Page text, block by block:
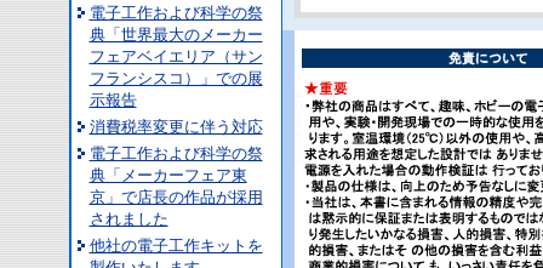
電子工作および科学の祭
典「世界最大のメーカー
フェアベイエリア（サン
フランシスコ）」での展
示報告
消費税率変更に伴う対応
電子工作および科学の祭
典「メーカーフェア東
京」で店長の作品が採用
されました
他社の電子工作キットを